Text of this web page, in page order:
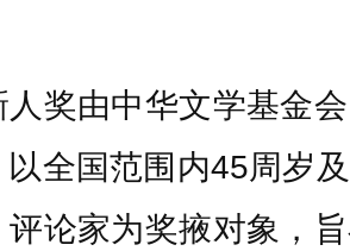
由中华文学基金会
以全国范围内45周岁
论家为奖掖对象，